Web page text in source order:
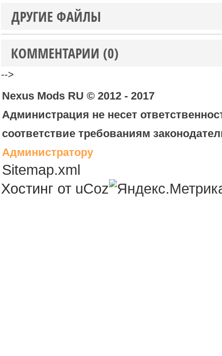
ДРУГИЕ ФАЙЛЫ
КОММЕНТАРИИ (0)
-->
Nexus Mods RU © 2012 - 2017
Администрация не несет
соответствие требованиям
Администратору
Sitemap.xml
Хостинг от uCoz